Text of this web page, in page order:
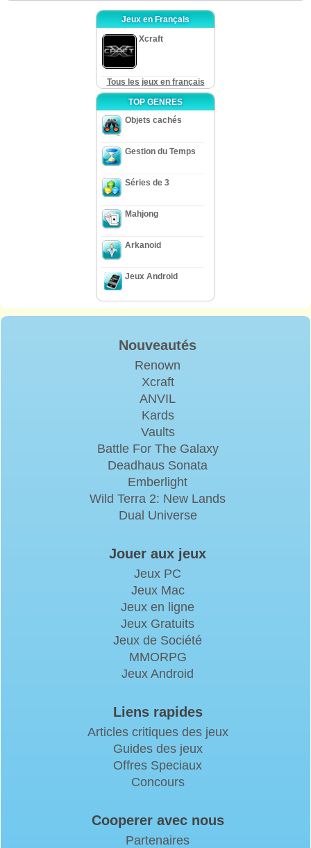
Jeux en Français
Xcraft
Tous les jeux en français
TOP GENRES
Objets cachés
Gestion du Temps
Séries de 3
Mahjong
Arkanoid
Jeux Android
Nouveautés
Renown
Xcraft
ANVIL
Kards
Vaults
Battle For The Galaxy
Deadhaus Sonata
Emberlight
Wild Terra 2: New Lands
Dual Universe
Jouer aux jeux
Jeux PC
Jeux Mac
Jeux en ligne
Jeux Gratuits
Jeux de Société
MMORPG
Jeux Android
Liens rapides
Articles critiques des jeux
Guides des jeux
Offres Speciaux
Concours
Cooperer avec nous
Partenaires